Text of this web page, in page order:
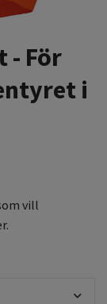
- För
i
vill